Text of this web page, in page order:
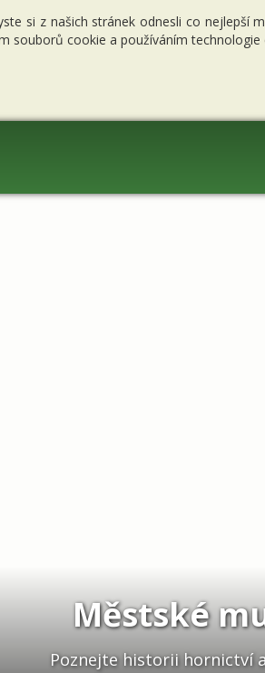
si z našich stránek odnesli co nejlepší
souborů cookie a používáním technologie
Městské
Poznejte historii hornictví